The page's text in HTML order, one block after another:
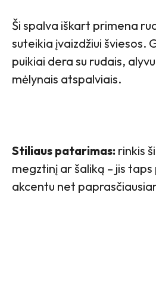
Ši spalva iškart primena
suteikia įvaizdžiui šviesos.
puikiai dera su rudais,
mėlynais atspalviais.
Stiliaus patarimas: rinkis
megztinį ar šaliką – jis
akcentu net